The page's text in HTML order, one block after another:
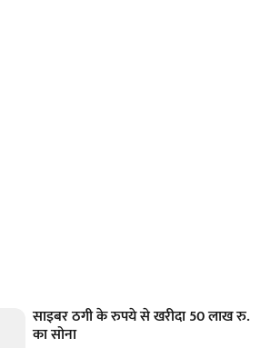
साइबर ठगी के रुपये से खरीदा 50 लाख रु.
का सोना